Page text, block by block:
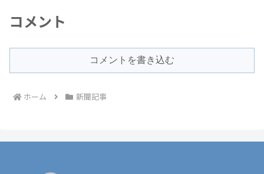
コメント
コメントを書き込む
ホーム 新聞記事